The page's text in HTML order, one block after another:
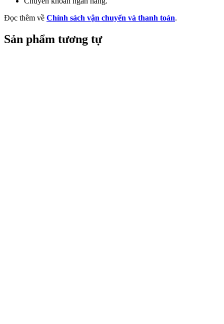
Đọc thêm về Chính sách vận chuyển và thanh toán.
Sản phẩm tương tự